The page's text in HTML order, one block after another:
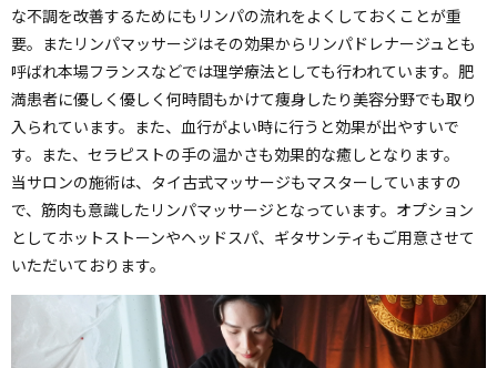
な不調を改善するためにもリンパの流れをよくしておくことが重
要。またリンパマッサージはその効果からリンパドレナージュとも
呼ばれ本場フランスなどでは理学療法としても行われています。肥
満患者に優しく優しく何時間もかけて痩身したり美容分野でも取り
入られています。また、血行がよい時に行うと効果が出やすいで
す。また、セラピストの手の温かさも効果的な癒しとなります。
当サロンの施術は、タイ古式マッサージもマスターしていますの
で、筋肉も意識したリンパマッサージとなっています。オプション
としてホットストーンやヘッドスパ、ギタサンティもご用意させて
いただいております。